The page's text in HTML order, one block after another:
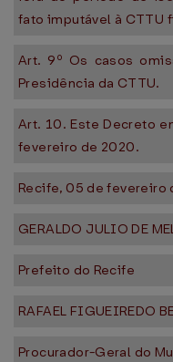
fato imputável à CTTU
Art. 9º Os casos
Presidência da CTTU.
Art. 10. Este Decreto
fevereiro de 2020.
Recife, 05 de fevereiro
GERALDO JULIO DE
Prefeito do Recife
RAFAEL FIGUEIREDO
Procurador-Geral do